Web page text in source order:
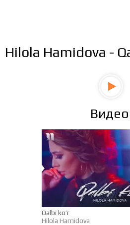
Hilola Hamidova -
Qalbi ko’r
Hilola Hamidova